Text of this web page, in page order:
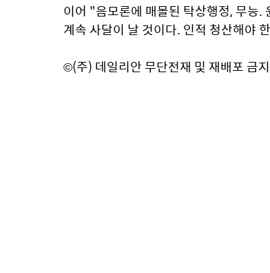
이어 "음모론에 매몰된 탁상행정, 무능
계속 사달이 날 것이다. 인적 청산해야
©(주) 데일리안 무단전재 및 재배포 금지